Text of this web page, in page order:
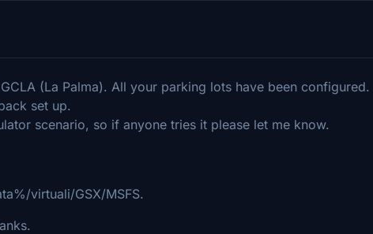
(La Palma). All your parking lots have been configured.
set up.
scenario, so if anyone tries it please let me know.
virtuali/GSX/MSFS.